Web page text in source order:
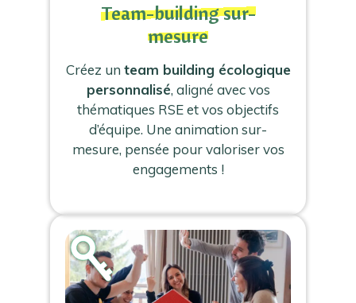
Team-building sur-
mesure
Créez un team building écologique
personnalisé, aligné avec vos
thématiques RSE et vos objectifs
d’équipe. Une animation sur-
mesure, pensée pour valoriser vos
engagements !